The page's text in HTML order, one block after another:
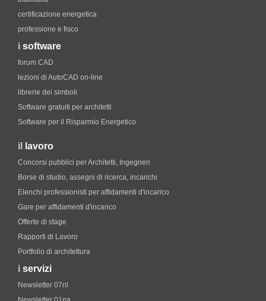
certificazione energetica
professione e fisco
i software
forum CAD
lezioni di AutoCAD on-line
librerie dei simboli
Software gratuiti per architetti
Software per il Risparmio Energetico
il lavoro
Concorsi pubblici per Architetti, Ingegneri
Borse di studio, assegni di ricerca, incarichi
Elenchi professionisti per affidamenti d'incarico
Gare per affidamenti d'incarico
Offerte di stage
Rapporti di Lavoro
Portfolio di architettura
i servizi
Newsletter 07nl